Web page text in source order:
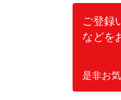
ご登録
などを
是非お